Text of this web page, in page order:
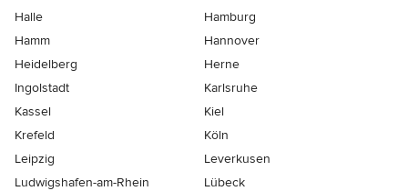
Halle
Hamburg
Hamm
Hannover
Heidelberg
Herne
Ingolstadt
Karlsruhe
Kassel
Kiel
Krefeld
Köln
Leipzig
Leverkusen
Ludwigshafen-am-Rhein
Lübeck